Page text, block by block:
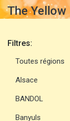
The Yellow
Filtres:
Toutes régions
Alsace
BANDOL
Banyuls